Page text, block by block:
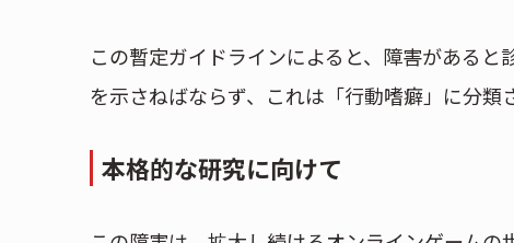
この暫定ガイドラインによると、障害がある
を示さねばならず、これは「行動嗜癖」に分類
本格的な研究に向けて